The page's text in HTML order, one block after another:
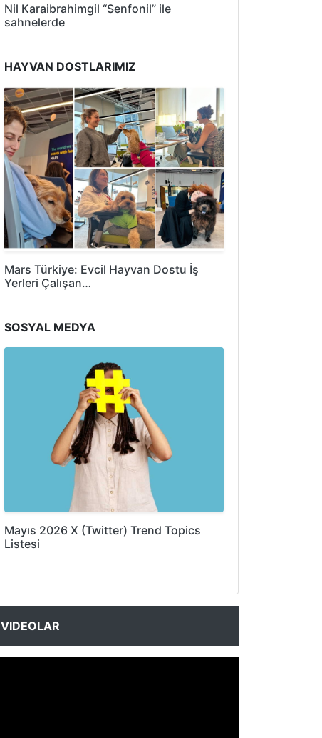
Nil Karaibrahimgil “Senfonil” ile
sahnelerde
HAYVAN DOSTLARIMIZ
Mars Türkiye: Evcil Hayvan Dostu İş
Yerleri Çalışan…
SOSYAL MEDYA
Mayıs 2026 X (Twitter) Trend Topics
Listesi
VIDEOLAR